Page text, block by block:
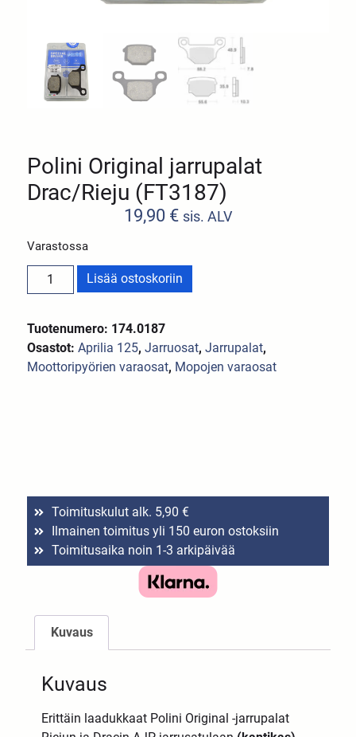
Polini Original jarrupalat
Drac/Rieju (FT3187)
19,90 € sis. ALV
Varastossa
Lisää ostoskoriin
Tuotenumero: 174.0187
Osastot:Aprilia 125,Jarruosat,Jarrupalat,
Moottoripyörien varaosat, Mopojen varaosat
Toimituskulut alk. 5,90 €
Ilmainen toimitus yli 150 euron ostoksiin
Toimitusaika noin 1-3 arkipäivää
Kuvaus
Kuvaus
Erittäin laadukkaat Polini Original -jarrupalat